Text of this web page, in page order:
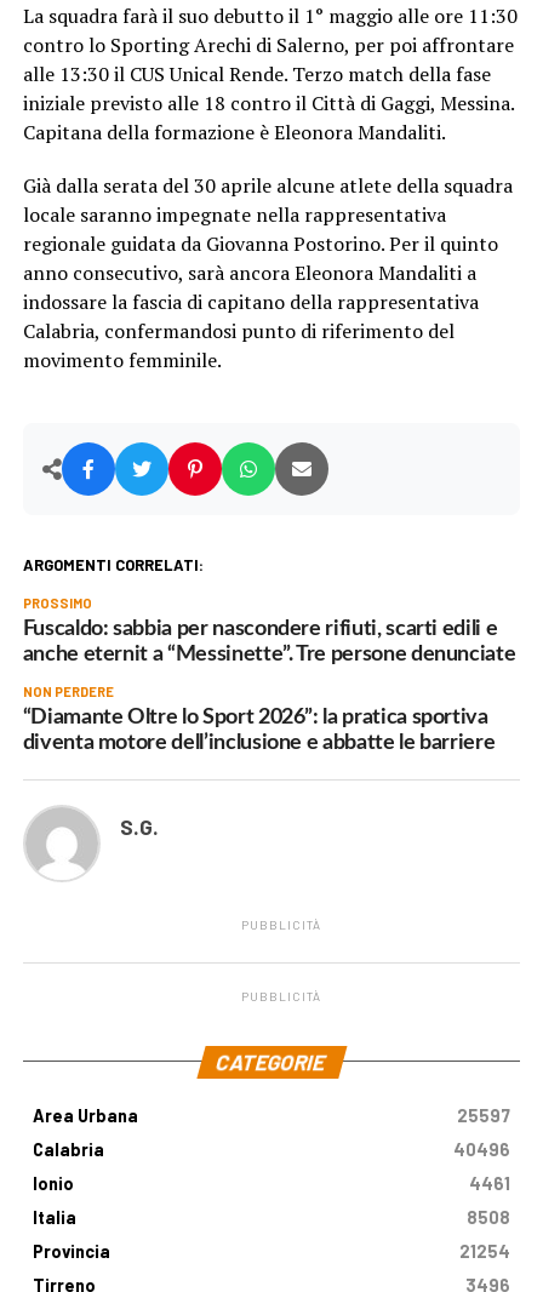
La squadra farà il suo debutto il 1° maggio alle ore 11:30
contro lo Sporting Arechi di Salerno, per poi affrontare
alle 13:30 il CUS Unical Rende. Terzo match della fase
iniziale previsto alle 18 contro il Città di Gaggi, Messina.
Capitana della formazione è Eleonora Mandaliti.
Già dalla serata del 30 aprile alcune atlete della squadra
locale saranno impegnate nella rappresentativa
regionale guidata da Giovanna Postorino. Per il quinto
anno consecutivo, sarà ancora Eleonora Mandaliti a
indossare la fascia di capitano della rappresentativa
Calabria, confermandosi punto di riferimento del
movimento femminile.
ARGOMENTI CORRELATI:
PROSSIMO
Fuscaldo: sabbia per nascondere rifiuti, scarti edili e
anche eternit a “Messinette”. Tre persone denunciate
NON PERDERE
“Diamante Oltre lo Sport 2026”: la pratica sportiva
diventa motore dell’inclusione e abbatte le barriere
S.G.
PUBBLICITÀ
PUBBLICITÀ
CATEGORIE
Area Urbana
25597
Calabria
40496
Ionio
4461
Italia
8508
Provincia
21254
Tirreno
3496